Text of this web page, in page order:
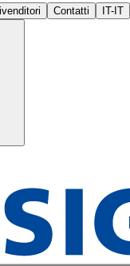
Contatti IT-IT